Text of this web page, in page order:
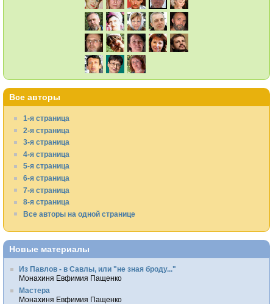
Все авторы
1-я страница
2-я страница
3-я страница
4-я страница
5-я страница
6-я страница
7-я страница
8-я страница
Все авторы на одной странице
Новые материалы
Из Павлов - в Савлы, или "не зная броду..."
Монахиня Евфимия Пащенко
Мастера
Монахиня Евфимия Пащенко